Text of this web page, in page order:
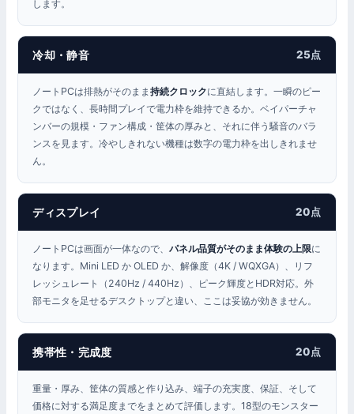
します。
冷却・静音 25点
ノートPCは排熱がそのまま持続クロックに直結します。一瞬のピー
クではなく、長時間プレイで電力枠を維持できるか。ベイパーチャ
ンバーの規模・ファン構成・筐体の厚みと、それに伴う騒音のバラ
ンスを見ます。冷やしきれない機種は数字の電力枠を出しきれませ
ん。
ディスプレイ 20点
ノートPCは画面が一体なので、パネル品質がそのまま体験の上限に
なります。Mini LED か OLED か、解像度（4K / WQXGA）、リフ
レッシュレート（240Hz / 440Hz）、ピーク輝度とHDR対応。外
部モニタを足せるデスクトップと違い、ここは妥協が効きません。
携帯性・完成度 20点
重量・厚み、筐体の質感と作り込み、端子の充実度、保証、そして
価格に対する満足度までをまとめて評価します。18型のモンスター